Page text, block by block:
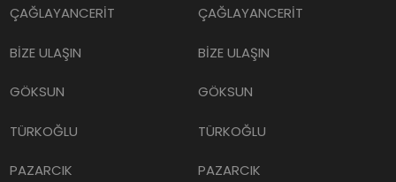
ÇAĞLAYANCERİT
BİZE ULAŞIN
GÖKSUN
TÜRKOĞLU
PAZARCIK
ÇAĞLAYANCERİT
BİZE ULAŞIN
GÖKSUN
TÜRKOĞLU
PAZARCIK